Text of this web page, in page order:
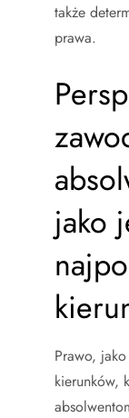
także
prawa.
jako
Prawo,
kierunków,